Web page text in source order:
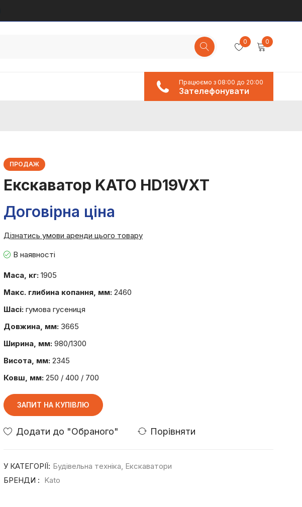
0 0
Працюємо з 08:00 до 20:00
Зателефонувати
ПРОДАЖ
Екскаватор KATO HD19VXT
Договірна ціна
Дізнатись умови аренди цього товару
В наявності
Маса, кг: 1905
Макс. глибина копання, мм: 2460
Шасі: гумова гусениця
Довжина, мм: 3665
Ширина, мм: 980/1300
Висота, мм: 2345
Ковш, мм: 250 / 400 / 700
ЗАПИТ НА КУПІВЛЮ
Порівняти
У КАТЕГОРІЇ: Будівельна техніка, Екскаватори
БРЕНДИ : Kato